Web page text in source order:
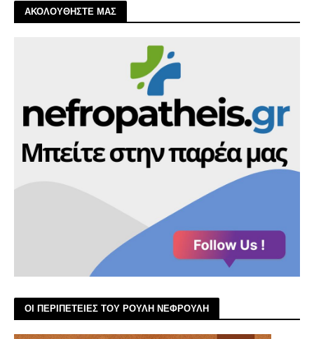
ΑΚΟΛΟΥΘΗΣΤΕ ΜΑΣ
ΟΙ ΠΕΡΙΠΕΤΕΙΕΣ ΤΟΥ ΡΟΥΛΗ ΝΕΦΡΟΥΛΗ